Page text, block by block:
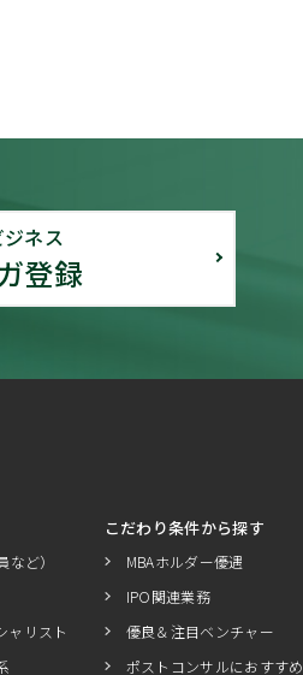
ネス
登録
ど）
ャリスト
こだわり条件から探す
MBAホルダー優遇
IPO関連業務
優良＆注目ベンチャー
ポストコンサルにおすすめ